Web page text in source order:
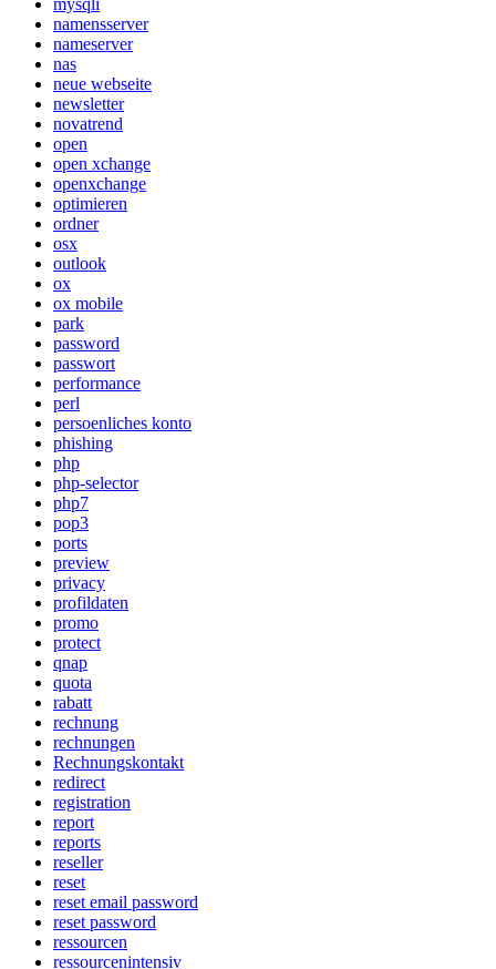
mysqli
namensserver
nameserver
nas
neue webseite
newsletter
novatrend
open
open xchange
openxchange
optimieren
ordner
osx
outlook
ox
ox mobile
park
password
passwort
performance
perl
persoenliches konto
phishing
php
php-selector
php7
pop3
ports
preview
privacy
profildaten
promo
protect
qnap
quota
rabatt
rechnung
rechnungen
Rechnungskontakt
redirect
registration
report
reports
reseller
reset
reset email password
reset password
ressourcen
ressourcenintensiv